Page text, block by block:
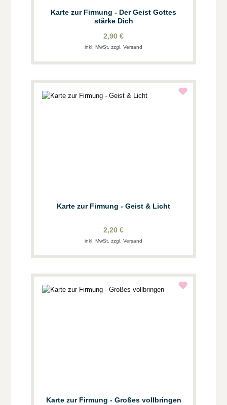
Karte zur Firmung - Der Geist Gottes
stärke Dich
2,90 €
inkl. MwSt. zzgl. Versand
Karte zur Firmung - Geist & Licht
2,20 €
inkl. MwSt. zzgl. Versand
Karte zur Firmung - Großes vollbringen